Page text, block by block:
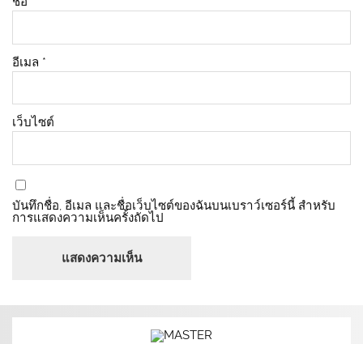
อีเมล *
เว็บไซต์
บันทึกชื่อ, อีเมล และชื่อเว็บไซต์ของฉันบนเบราว์เซอร์นี้ สำหรับ
การแสดงความเห็นครั้งถัดไป